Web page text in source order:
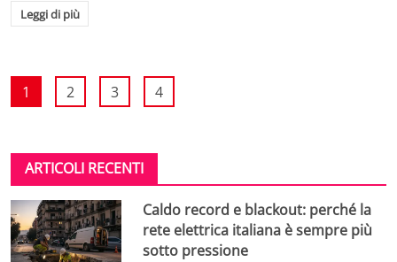
Leggi di più
1 2 3 4
ARTICOLI RECENTI
Caldo record e blackout: perché la
rete elettrica italiana è sempre più
sotto pressione